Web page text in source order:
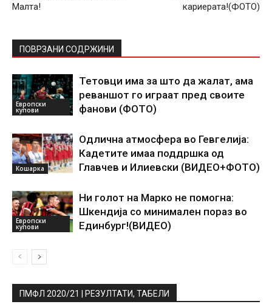
Малта!
кариерата!(ФОТО)
ПОВРЗАНИ СОДРЖИНИ
Европски
купови
Тетовци има за што да жалат, ама
реваншот го играат пред своите
фанови (ФОТО)
Кошарка
Одлична атмосфера во Гевгелија:
Кадетите имаа поддршка од
Главчев и Илиевски (ВИДЕО+ФОТО)
Европски
купови
Ни голот на Марко не помогна:
Шкендија со минимален пораз во
Единбург!(ВИДЕО)
ПМФЛ 2020/21 | РЕЗУЛТАТИ, ТАБЕЛИ